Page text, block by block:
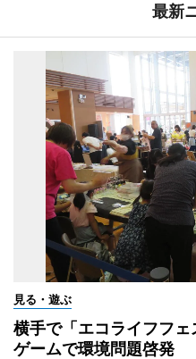
最新
見る・遊ぶ
横手で「エコライフフ
ゲームで環境問題啓発